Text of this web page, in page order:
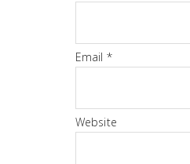
Email *
Website